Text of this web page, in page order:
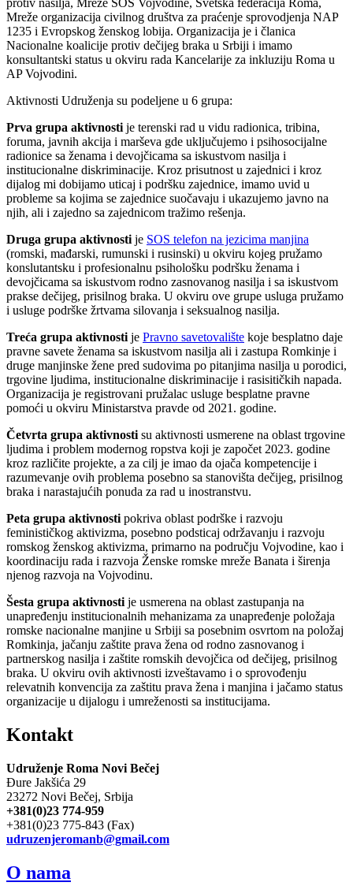
Mreže organizacija civilnog društva za praćenje sprovodjenja NAP
1235 i Evropskog ženskog lobija. Organizacija je i članica
Nacionalne koalicije protiv dečijeg braka u Srbiji i imamo
konsultantski status u okviru rada Kancelarije za inkluziju Roma u
AP Vojvodini.
Aktivnosti Udruženja su podeljene u 6 grupa:
Prva grupa aktivnosti je terenski rad u vidu radionica, tribina,
foruma, javnih akcija i marševa gde uključujemo i psihosocijalne
radionice sa ženama i devojčicama sa iskustvom nasilja i
institucionalne diskriminacije. Kroz prisutnost u zajednici i kroz
dijalog mi dobijamo uticaj i podršku zajednice, imamo uvid u
probleme sa kojima se zajednice suočavaju i ukazujemo javno na
njih, ali i zajedno sa zajednicom tražimo rešenja.
Druga grupa aktivnosti je SOS telefon na jezicima manjina
(romski, mađarski, rumunski i rusinski) u okviru kojeg pružamo
konslutantsku i profesionalnu psihološku podršku ženama i
devojčicama sa iskustvom rodno zasnovanog nasilja i sa iskustvom
prakse dečijeg, prisilnog braka. U okviru ove grupe usluga pružamo
i usluge podrške žrtvama silovanja i seksualnog nasilja.
Treća grupa aktivnosti je Pravno savetovalište koje besplatno daje
pravne savete ženama sa iskustvom nasilja ali i zastupa Romkinje i
druge manjinske žene pred sudovima po pitanjima nasilja u porodici,
trgovine ljudima, institucionalne diskriminacije i rasisitičkih napada.
Organizacija je registrovani pružalac usluge besplatne pravne
pomoći u okviru Ministarstva pravde od 2021. godine.
Četvrta grupa aktivnosti su aktivnosti usmerene na oblast trgovine
ljudima i problem modernog ropstva koji je započet 2023. godine
kroz različite projekte, a za cilj je imao da ojača kompetencije i
razumevanje ovih problema posebno sa stanovišta dečijeg, prisilnog
braka i narastajućih ponuda za rad u inostranstvu.
Peta grupa aktivnosti pokriva oblast podrške i razvoju
feminističkog aktivizma, posebno podsticaj održavanju i razvoju
romskog ženskog aktivizma, primarno na području Vojvodine, kao i
koordinaciju rada i razvoja Ženske romske mreže Banata i širenja
njenog razvoja na Vojvodinu.
Šesta grupa aktivnosti je usmerena na oblast zastupanja na
unapređenju institucionalnih mehanizama za unapređenje položaja
romske nacionalne manjine u Srbiji sa posebnim osvrtom na položaj
Romkinja, jačanju zaštite prava žena od rodno zasnovanog i
partnerskog nasilja i zaštite romskih devojčica od dečijeg, prisilnog
braka. U okviru ovih aktivnosti izveštavamo i o sprovođenju
relevatnih konvencija za zaštitu prava žena i manjina i jačamo status
organizacije u dijalogu i umreženosti sa institucijama.
Kontakt
Udruženje Roma Novi Bečej
Đure Jakšića 29
23272 Novi Bečej, Srbija
+381(0)23 774-959
+381(0)23 775-843 (Fax)
udruzenjeromanb@gmail.com
O nama